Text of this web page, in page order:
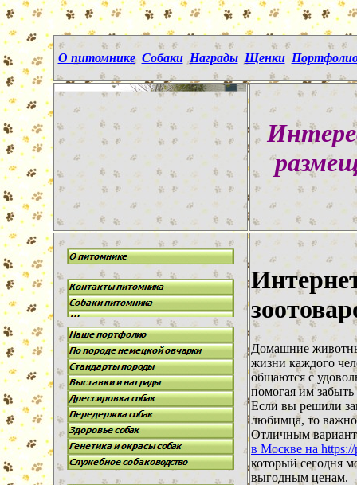
О питомнике Собаки Награды Щенки
Домашние
жизни каждого
общаются с
помогая им
Если вы решили
любимца, то
Отличным
в Москве на https://
который сегодня
выгодным ценам.